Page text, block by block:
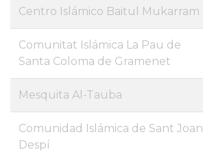
Centro Islámico Baitul Mukarram
Comunitat Islámica La Pau de
Santa Coloma de Gramenet
Mesquita Al-Tauba
Comunidad Islámica de Sant Joan
Despí